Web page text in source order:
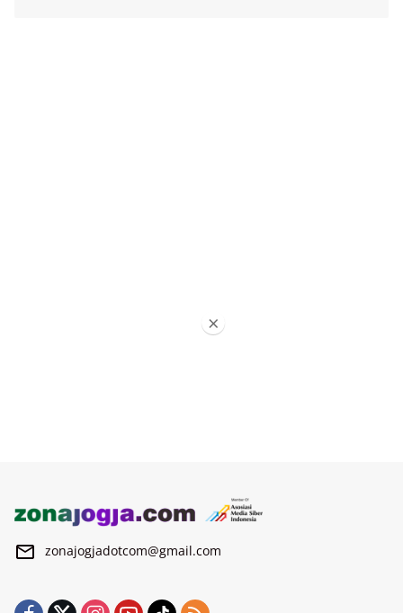
zonajogjadotcom@gmail.com
×